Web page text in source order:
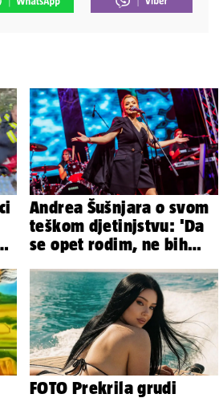
Andrea Šušnjara o svom
teškom djetinjstvu: 'Da
se opet rodim, ne bih
FOTO Prekrila grudi